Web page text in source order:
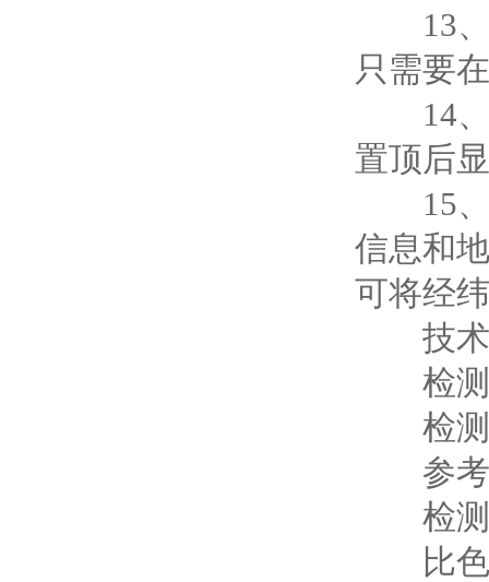
13、
只需要
14、
置顶后
15、
信息和
可将经
技术
检测
检测
参考
检测
比色方